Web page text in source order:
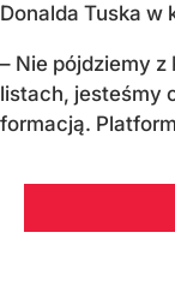
Donalda Tuska
– Nie pójdziemy
listach, jesteśmy
formacją.